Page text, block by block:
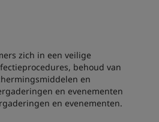
zich in een veilige
behoud van
en
en evenementen
en evenementen.